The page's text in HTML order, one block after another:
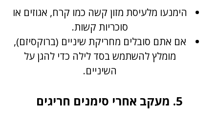
הימנעו מלעיסת מזון קשה כמו קרח, אגוזים או
סוכריות קשות.
אם אתם סובלים מחריקת שיניים (ברוקסיזם),
מומלץ להשתמש בסד לילה כדי להגן על
השיניים.
5. מעקב אחרי סימנים חריגים